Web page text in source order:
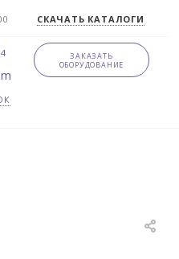
СКАЧАТЬ КАТАЛОГИ
ЗАКАЗАТЬ
ОБОРУДОВАНИЕ